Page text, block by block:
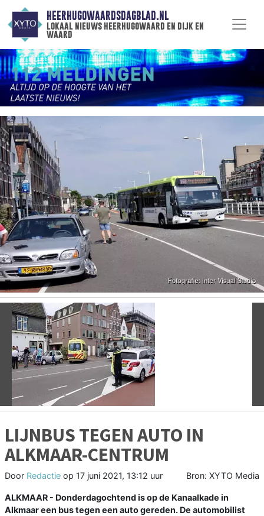
HEERHUGOWAARDSDAGBLAD.NL
lokaal nieuws heerhugowaard en dijk en
waard
Vorige
LIJNBUS TEGEN AUTO IN
ALKMAAR-CENTRUM
Door Redactie op 17 juni 2021, 13:12 uur Bron: XYTO Media
ALKMAAR - Donderdagochtend is op de Kanaalkade in
Alkmaar een bus tegen een auto gereden. De automobilist